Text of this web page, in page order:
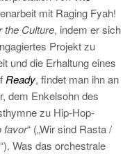
mit Raging Fyah!
the Culture, indem er sich
Projekt zu
und die Erhaltung eines
Ready, findet man ihn an
dem Enkelsohn des
zu Hip-Hop-
favor“ („Wir sind Rasta /
Was das orchestrale